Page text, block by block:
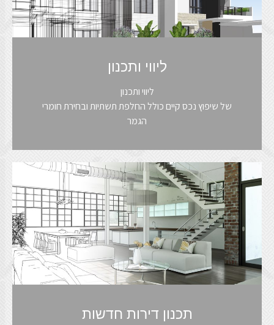
ליווי ותכנון
ליווי ותכנון
של שיפוץ נכס קיים כולל החלפת תשתיות ובחירת חומרי
הגמר
תכנון דירות חדשות